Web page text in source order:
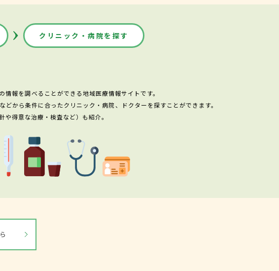
クリニック・病院を探す
報を調べることができる地域医療情報サイトです。
から条件に合ったクリニック・病院、ドクターを探すことができます。
得意な治療・検査など）も紹介。